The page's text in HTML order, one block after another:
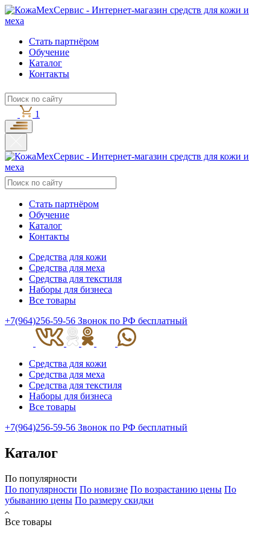
Стать партнёром
Обучение
Каталог
Контакты
1
Стать партнёром
Обучение
Каталог
Контакты
Средства для кожи
Средства для меха
Средства для текстиля
Наборы для бизнеса
Все товары
+7(964)256-59-56 Звонок по РФ бесплатный
Средства для кожи
Средства для меха
Средства для текстиля
Наборы для бизнеса
Все товары
+7(964)256-59-56 Звонок по РФ бесплатный
Каталог
По популярности
По популярности По новизне По возрастанию цены По
убыванию цены По размеру скидки
Все товары